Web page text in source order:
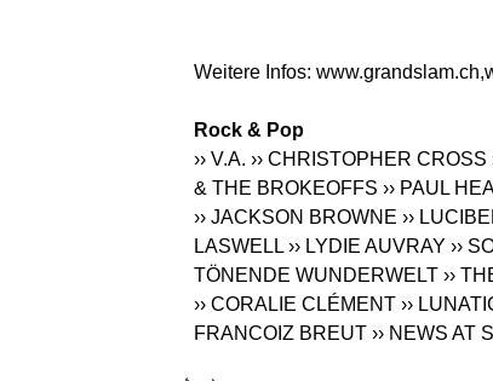
Weitere Infos: www.grandslam.ch,
Rock & Pop
›› V.A. ›› CHRISTOPHER CROSS
& THE BROKEOFFS ›› PAUL
›› JACKSON BROWNE ››
LASWELL ›› LYDIE AUVRAY ››
TÖNENDE WUNDERWELT ››
›› CORALIE CLÉMENT ››
FRANCOIZ BREUT ›› NEWS AT